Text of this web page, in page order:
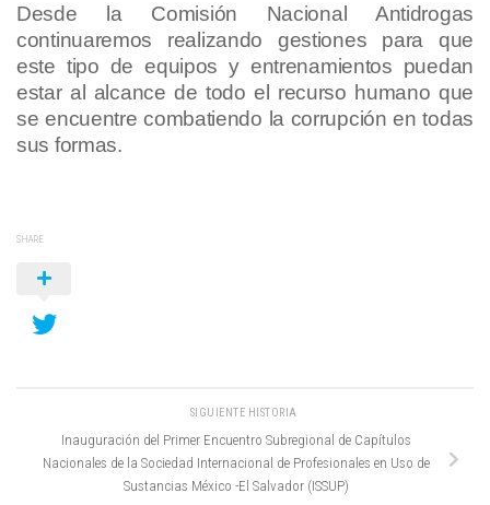
Desde la Comisión Nacional Antidrogas
continuaremos realizando gestiones para que
este tipo de equipos y entrenamientos puedan
estar al alcance de todo el recurso humano que
se encuentre combatiendo la corrupción en todas
sus formas.
SHARE
SIGUIENTE HISTORIA
Inauguración del Primer Encuentro Subregional de Capítulos
Nacionales de la Sociedad Internacional de Profesionales en Uso de
Sustancias México -El Salvador (ISSUP)